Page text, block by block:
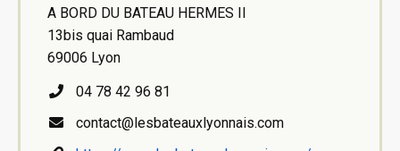
A BORD DU BATEAU HERMES II
13bis quai Rambaud
69006 Lyon
04 78 42 96 81
contact@lesbateauxlyonnais.com